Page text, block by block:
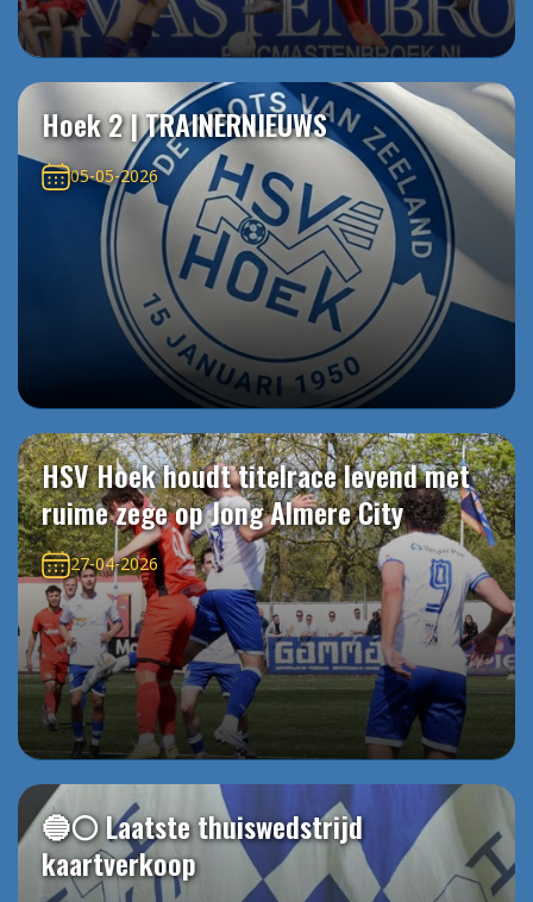
Hoek 2 | TRAINERNIEUWS
05-05-2026
HSV Hoek houdt titelrace levend met
ruime zege op Jong Almere City
27-04-2026
🔵⚪️ Laatste thuiswedstrijd
kaartverkoop